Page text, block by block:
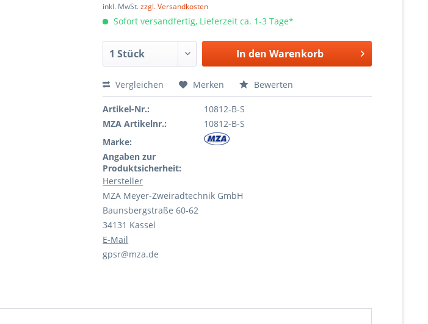
inkl. MwSt.zzgl. Versandkosten
Sofort versandfertig, Lieferzeit ca. 1-3 Tage*
In den Warenkorb
Vergleichen Merken Bewerten
Artikel-Nr.:
10812-B-S
MZA Artikelnr.:
10812-B-S
Marke:
Angaben zur
Produktsicherheit:
Hersteller
MZA Meyer-Zweiradtechnik GmbH
Baunsbergstraße 60-62
34131 Kassel
E-Mail
gpsr@mza.de